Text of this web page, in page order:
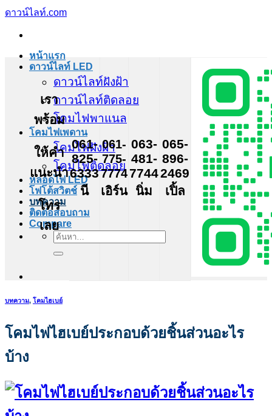
ข้าม
เนื้อหา
ดาวน์ไลท์.com
หน้าแรก
ดาวน์ไลท์ LED
ดาวน์ไลท์ฝังฝ้า
ดาวน์ไลท์ติดลอย
โคมไฟพาแนล
โคมไฟเพดาน
โคมไฟฝังฝ้า
โคมไฟติดลอย
หลอดไฟ LED
โฟโต้สวิตช์
บทความ
ติดต่อสอบถาม
Compare
ค้นหา:
เรา
พร้อม
ให้คำ
แนะนำ
โทร
เลย
061-
825-
6333
นี
061-
775-
7774
เอิร์น
063-
481-
7744
นิ่ม
065-
896-
2469
เปิ้ล
บทความ, โคมไฮเบย์
โคมไฟไฮเบย์ประกอบด้วยชิ้นส่วนอะไร
บ้าง